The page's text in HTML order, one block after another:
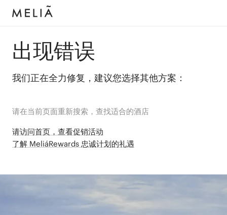
出现错误
我们正在全力修复，建议您选择其他方案：
请在当前页面重新搜索，查找适合的酒店
请访问首页，查看促销活动
了解 MeliáRewards 忠诚计划的礼遇